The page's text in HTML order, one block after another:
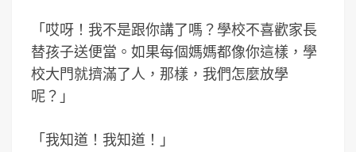
「哎呀！我不是跟你講了嗎？學校不喜歡家長
替孩子送便當。如果每個媽媽都像你這樣，學
校大門就擠滿了人，那樣，我們怎麼放學
呢？」
「我知道！我知道！」